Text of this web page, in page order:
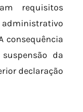
requisitos
administrativo
consequência
da
declaração